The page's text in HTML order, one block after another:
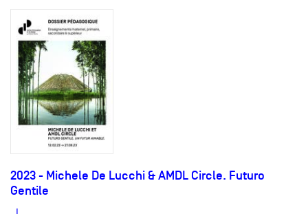
2023 - Michele De Lucchi & AMDL Circle. Futuro
Gentile